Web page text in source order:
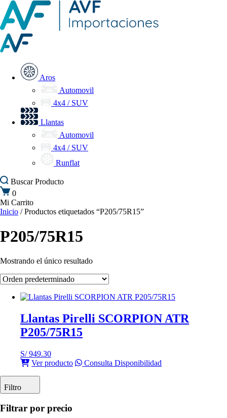
Aros
Automovil
4x4 / SUV
Llantas
Automovil
4x4 / SUV
Runflat
BuscarProducto
0
Mi Carrito
Inicio / Productos etiquetados “P205/75R15”
P205/75R15
Mostrando el único resultado
Llantas Pirelli SCORPION ATR
P205/75R15
S/949.30
Ver producto
Consulta Disponibilidad
Filtro
Filtrar por precio